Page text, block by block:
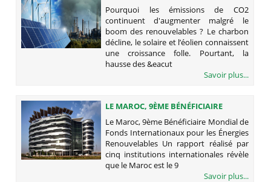
CONTINUENT D'AUGMENTER
MALGRÉ LE BOOM DES
RENOUVELABLES ?
Pourquoi les émissions de CO2
continuent d'augmenter malgré le
boom des renouvelables ? Le charbon
décline, le solaire et l’éolien connaissent
une croissance folle. Pourtant, la
hausse des &eacut
Savoir plus...
LE MAROC, 9ÈME BÉNÉFICIAIRE
MONDIAL DE FONDS
INTERNATIONAUX POUR LES
ÉNERGIES RENOUVELABLES
Le Maroc, 9ème Bénéficiaire Mondial de
Fonds Internationaux pour les Énergies
Renouvelables Un rapport réalisé par
cinq institutions internationales révèle
que le Maroc est le 9
Savoir plus...